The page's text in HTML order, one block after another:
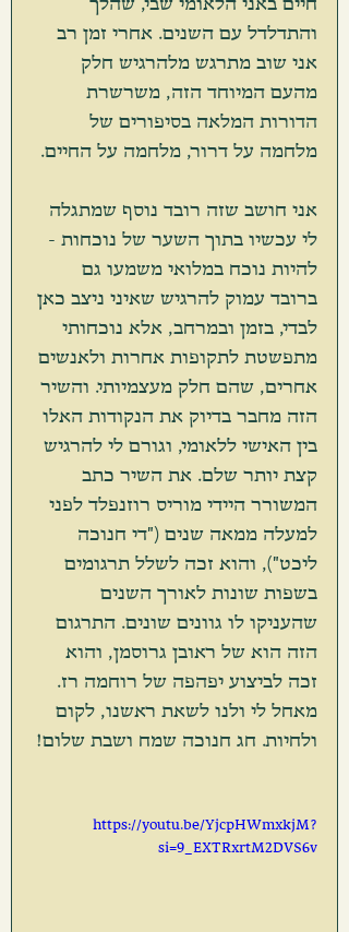
והתדלדל עם השנים. אחרי זמן רב
אני שוב מתרגש מלהרגיש חלק
מהעם המיוחד הזה, משרשרת
הדורות המלאה בסיפורים של
מלחמה על דרור, מלחמה על החיים.
אני חושב שזה רובד נוסף שמתגלה
לי עכשיו בתוך השער של נוכחות -
להיות נוכח במלואי משמעו גם
ברובד עמוק להרגיש שאיני ניצב כאן
לבדי, בזמן ובמרחב, אלא נוכחותי
מתפשטת לתקופות אחרות ולאנשים
אחרים, שהם חלק מעצמיותי. והשיר
הזה מחבר בדיוק את הנקודות האלו
בין האישי ללאומי, וגורם לי להרגיש
קצת יותר שלם. את השיר כתב
המשורר היידי מוריס רוזנפלד לפני
למעלה ממאה שנים ("די חנוכה
ליכט"), והוא זכה לשלל תרגומים
בשפות שונות לאורך השנים
שהעניקו לו גוונים שונים. התרגום
הזה הוא של ראובן גרוסמן, והוא
זכה לביצוע יפהפה של רוחמה רז.
מאחל לי ולנו לשאת ראשנו, לקום
ולחיות. חג חנוכה שמח ושבת שלום!
https://youtu.be/YjcpHWmxkjM?
si=9_EXTRxrtM2DVS6v